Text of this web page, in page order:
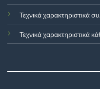
Τεχνικά χαρακτηριστικά
Τεχνικά χαρακτηριστικά